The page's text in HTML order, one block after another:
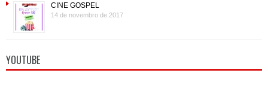
CINE GOSPEL
14 de novembro de 2017
YOUTUBE